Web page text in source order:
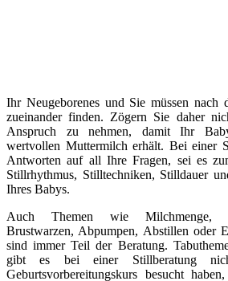
Ihr Neugeborenes und Sie müssen nach
zueinander finden. Zögern Sie daher
Anspruch zu nehmen, damit Ihr
wertvollen Muttermilch erhält. Bei einer
Antworten auf all Ihre Fragen, sei es
Stillrhythmus, Stilltechniken, Stilldauer
Ihres Babys.
Auch Themen wie Milchmenge,
Brustwarzen, Abpumpen, Abstillen oder
sind immer Teil der Beratung.
gibt es bei einer Stillberatung
Geburtsvorbereitungskurs besucht